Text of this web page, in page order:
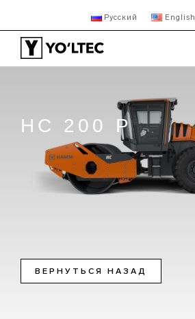
Русский English
HC 200 P
ВЕРНУТЬСЯ НАЗАД